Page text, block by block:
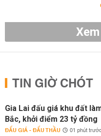
TIN GIỜ CHÓT
Gia Lai đấu giá khu đất
Bắc, khởi điểm 23 tỷ đồng
ĐẤU GIÁ - ĐẤU THẦU 01 phút